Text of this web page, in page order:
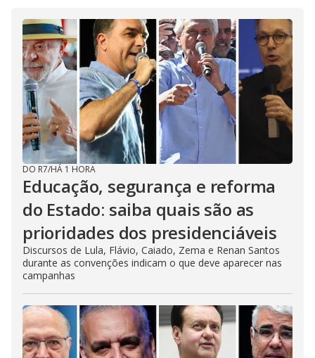
DO R7/HÁ 1 HORA
Educação, segurança e reforma
do Estado: saiba quais são as
prioridades dos presidenciáveis
Discursos de Lula, Flávio, Caiado, Zema e Renan Santos
durante as convenções indicam o que deve aparecer nas
campanhas